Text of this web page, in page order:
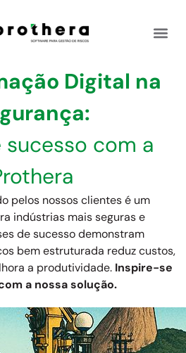
Digital na
sucesso com a
pelos nossos clientes é um
indústrias mais seguras e
de sucesso demonstram
bem estruturada reduz custos,
a produtividade. Inspire-se
a nossa solução.